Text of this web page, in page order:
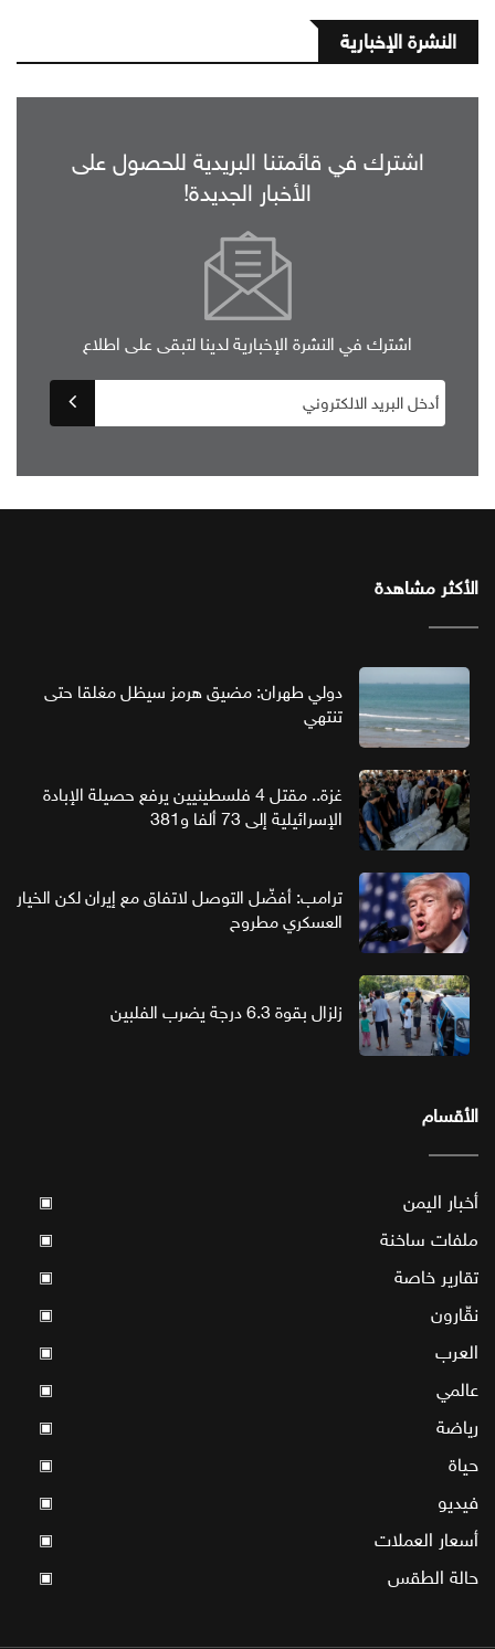
النشرة الإخبارية
اشترك في قائمتنا البريدية للحصول على
الأخبار الجديدة!
اشترك في النشرة الإخبارية لدينا لتبقى على اطلاع
الأكثر مشاهدة
دولي طهران: مضيق هرمز سيظل مغلقا حتى
تنتهي
غزة.. مقتل 4 فلسطينيين يرفع حصيلة الإبادة
الإسرائيلية إلى 73 ألفا و381
ترامب: أفضّل التوصل لاتفاق مع إيران لكن الخيار
العسكري مطروح
زلزال بقوة 6.3 درجة يضرب الفلبين
الأقسام
أخبار اليمن ▣
ملفات ساخنة ▣
تقارير خاصة ▣
نقّارون ▣
العرب ▣
عالمي ▣
رياضة ▣
حياة ▣
فيديو ▣
أسعار العملات ▣
حالة الطقس ▣